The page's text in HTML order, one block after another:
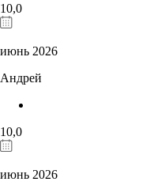
10,0
июнь 2026
Андрей
10,0
июнь 2026